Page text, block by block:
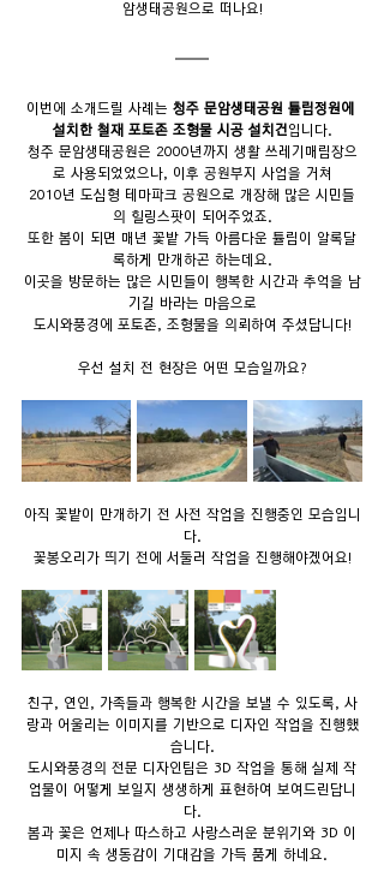
암생태공원으로 떠나요!
이번에 소개드릴 사례는 청주 문암생태공원 튤립정원에
설치한 철재 포토존 조형물 시공 설치건입니다.
청주 문암생태공원은 2000년까지 생활 쓰레기매립장으
로 사용되었었으나, 이후 공원부지 사업을 거쳐
2010년 도심형 테마파크 공원으로 개장해 많은 시민들
의 힐링스팟이 되어주었죠.
또한 봄이 되면 매년 꽃밭 가득 아름다운 튤립이 알록달
록하게 만개하곤 하는데요.
이곳을 방문하는 많은 시민들이 행복한 시간과 추억을 남
기길 바라는 마음으로
도시와풍경에 포토존, 조형물을 의뢰하여 주셨답니다!
우선 설치 전 현장은 어떤 모습일까요?
아직 꽃밭이 만개하기 전 사전 작업을 진행중인 모습입니
다.
꽃봉오리가 띄기 전에 서둘러 작업을 진행해야겠어요!
친구, 연인, 가족들과 행복한 시간을 보낼 수 있도록, 사
랑과 어울리는 이미지를 기반으로 디자인 작업을 진행했
습니다.
도시와풍경의 전문 디자인팀은 3D 작업을 통해 실제 작
업물이 어떻게 보일지 생생하게 표현하여 보여드린답니
다.
봄과 꽃은 언제나 따스하고 사랑스러운 분위기와 3D 이
미지 속 생동감이 기대감을 가득 품게 하네요.